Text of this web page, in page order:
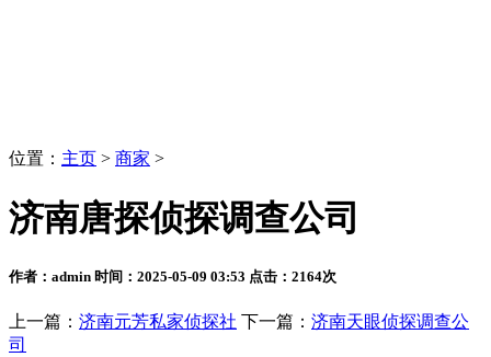
位置： 主页 > 商家 >
济南唐探侦探调查公司
作者：admin 时间：2025-05-09 03:53 点击：2164次
上一篇： 济南元芳私家侦探社 下一篇： 济南天眼侦探调查公
司